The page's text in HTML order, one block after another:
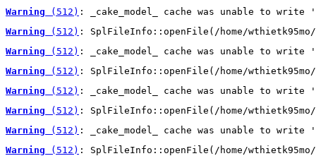
Warning (512) : _cake_model_ cache was unable to
Warning (512) : SplFileInfo::openFile(/home/wthietk95mo/
Warning (512) : _cake_model_ cache was unable to
Warning (512) : SplFileInfo::openFile(/home/wthietk95mo/
Warning (512) : _cake_model_ cache was unable to
Warning (512) : SplFileInfo::openFile(/home/wthietk95mo/
Warning (512) : _cake_model_ cache was unable to
Warning (512) : SplFileInfo::openFile(/home/wthietk95mo/